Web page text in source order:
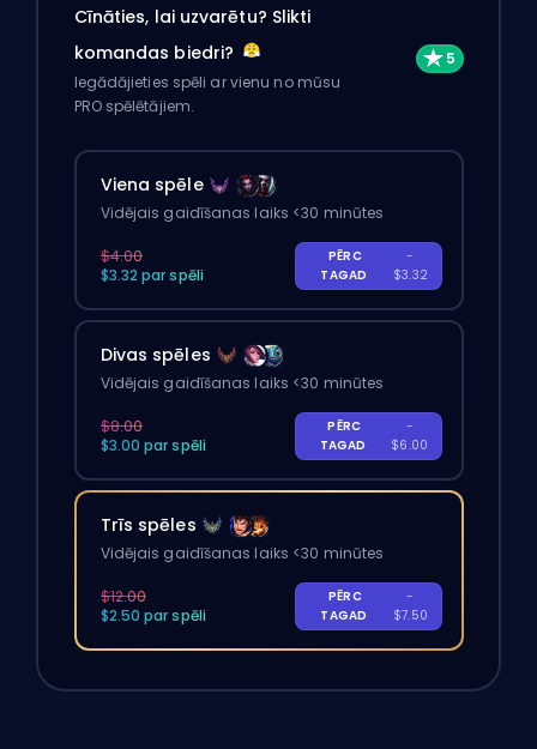
Cīnāties, lai uzvarētu? Slikti
komandas biedri?
Iegādājieties spēli ar vienu no mūsu
PRO spēlētājiem.
Viena spēle
Vidējais gaidīšanas laiks <30 minūtes
$4.00
$3.32 par spēli
PĒRC
TAGAD
-
$3.32
Divas spēles
Vidējais gaidīšanas laiks <30 minūtes
$8.00
$3.00 par spēli
PĒRC
TAGAD
-
$6.00
Trīs spēles
Vidējais gaidīšanas laiks <30 minūtes
$12.00
$2.50 par spēli
PĒRC
TAGAD
-
$7.50